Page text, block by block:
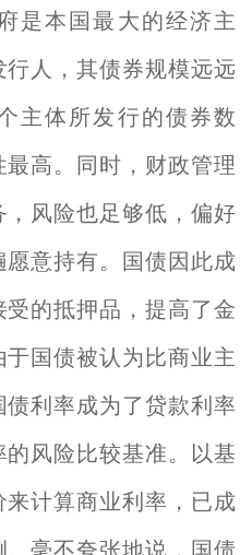
是本国最大的经济主
人，其债券规模远远
主体所发行的债券数
高。同时，财政管理
风险也足够低，偏好
意持有。国债因此成
的抵押品，提高了金
国债被认为比商业主
利率成为了贷款利率
风险比较基准。以基
计算商业利率，已成
毫不夸张地说，国债